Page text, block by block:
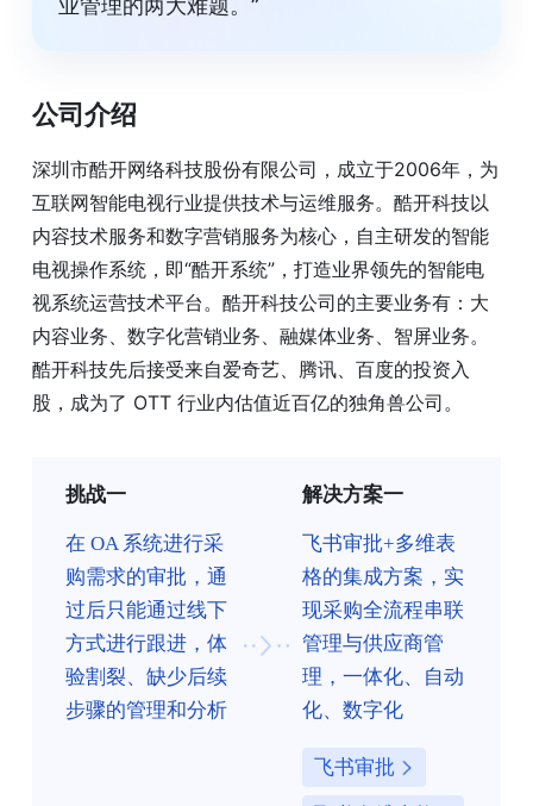
业管理的两大难题。”
公司介绍
深圳市酷开网络科技股份有限公司，成立于2006年，为
互联网智能电视行业提供技术与运维服务。酷开科技以
内容技术服务和数字营销服务为核心，自主研发的智能
电视操作系统，即“酷开系统”，打造业界领先的智能电
视系统运营技术平台。酷开科技公司的主要业务有：大
内容业务、数字化营销业务、融媒体业务、智屏业务。
酷开科技先后接受来自爱奇艺、腾讯、百度的投资入
股，成为了 OTT 行业内估值近百亿的独角兽公司。
挑战一
在 OA 系统进行采
购需求的审批，通
过后只能通过线下
方式进行跟进，体
验割裂、缺少后续
步骤的管理和分析
解决方案一
飞书审批+多维表
格的集成方案，实
现采购全流程串联
管理与供应商管
理，一体化、自动
化、数字化
飞书审批